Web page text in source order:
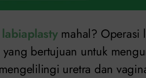
mahal? Operasi
bertujuan untuk
uretra dan